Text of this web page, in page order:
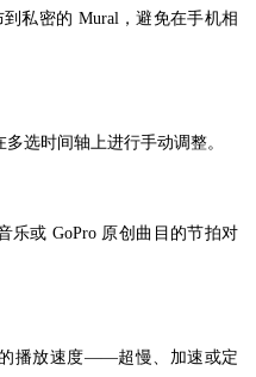
私密的 Mural，避免在手机相
选时间轴上进行手动调整。
乐或 GoPro 原创曲目的节拍对
播放速度——超慢、加速或定